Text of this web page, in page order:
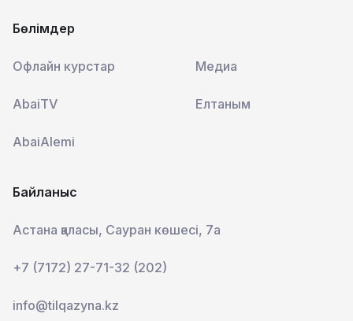
Бөлімдер
Офлайн курстар Медиа
AbaiTV Елтаным
AbaiAlemi
Байланыс
Астана қаласы, Сауран көшесі, 7а
+7 (7172) 27-71-32 (202)
info@tilqazyna.kz